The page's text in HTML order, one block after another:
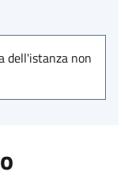
dell'istanza non